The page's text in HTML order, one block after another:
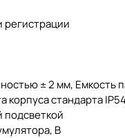
регистрации
± 2 мм, Емкость
корпуса стандарта
В